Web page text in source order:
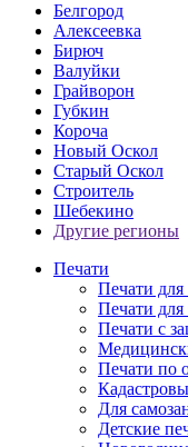
Белгород
Алексеевка
Бирюч
Валуйки
Грайворон
Губкин
Короча
Новый Оскол
Старый Оскол
Строитель
Шебекино
Другие регионы
Печати
Печати
Печати
Печати с
Печати по
Для
Детские